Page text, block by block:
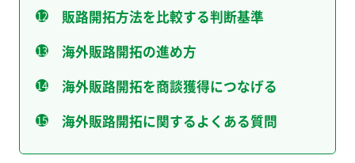
販路開拓方法を比較する判断基準
海外販路開拓の進め方
海外販路開拓を商談獲得につなげる
海外販路開拓に関するよくある質問